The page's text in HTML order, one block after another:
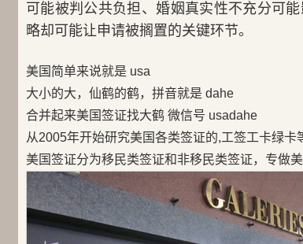
可能被判公共负担、婚姻真实性不充分可
略却可能让申请被搁置的关键环节。
美国简单来说就是 usa
大小的大，仙鹤的鹤，拼音就是 dahe
合并起来美国签证找大鹤 微信号 usadahe
从2005年开始研究美国各类签证的,工签工卡绿卡
美国签证分为移民类签证和非移民类签证，专做美